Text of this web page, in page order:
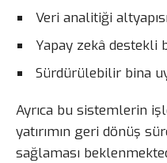
Veri analitiği altyapısı
Yapay zekâ destekli
Sürdürülebilir bina
Ayrıca bu sistemlerin
yatırımın geri dönüş
sağlaması